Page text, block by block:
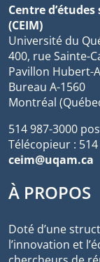
Centre
(CEIM)
Université du
400, rue Sainte-
Pavillon Hubert-
Bureau A-1560
Montréal
514 987-3000
Télécopieur :
ceim@uqam.ca
À PROPOS
Doté d’une
l’innovation et